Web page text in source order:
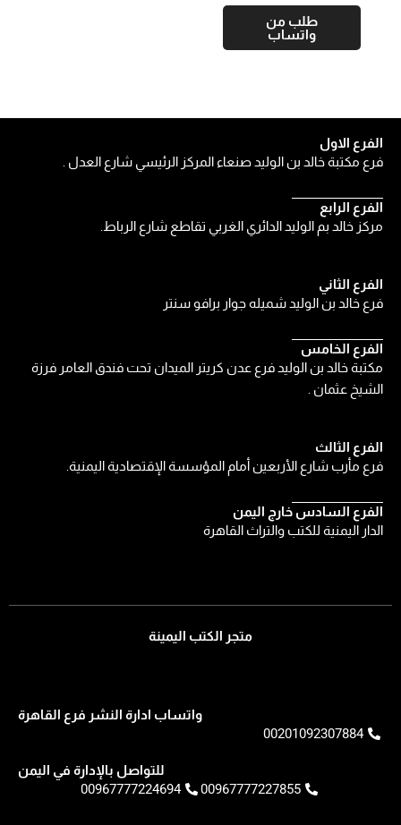
طلب من
واتساب
الفرع الثالث
فرع مأرب شارع الأربعين أمام المؤسسة الإقتصادية اليمنية.
الفرع السادس خارج اليمن
الدار اليمنية للكتب والتراث القاهرة
الفرع الثاني
فرع خالد بن الوليد شميله جوار برافو سنتر
الفرع الخامس
مكتبة خالد بن الوليد فرع عدن كريتر الميدان تحت فندق العامر فرزة
الشيخ عثمان .
الفرع الاول
فرع مكتبة خالد بن الوليد صنعاء المركز الرئيسي شارع العدل .
الفرع الرابع
مركز خالد بم الوليد الدائري الغربي تقاطع شارع الرباط.
متجر الكتب اليمينة
واتساب ادارة النشر فرع القاهرة
00201092307884
للتواصل بالإدارة في اليمن
00967777227855
00967777224694